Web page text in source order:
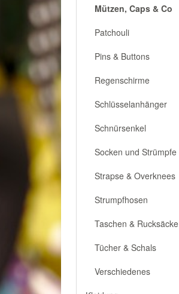
Mützen, Caps & Co
Patchouli
Pins & Buttons
Regenschirme
Schlüsselanhänger
Schnürsenkel
Socken und Strümpfe
Strapse & Overknees
Strumpfhosen
Taschen & Rucksäcke
Tücher & Schals
Verschiedenes